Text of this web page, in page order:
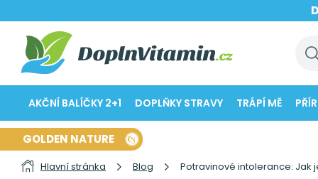
AKČNÍ BALÍČKY 2+1 DOPLŇKY STRAVY TRÁPÍ MĚ
GOLDEN NATURE
Hlavní stránka Blog Potravinové intolerance: Jak